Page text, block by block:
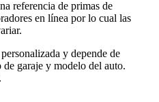
referencia de primas de
en línea por lo cual las
y depende de
garaje y modelo del auto.